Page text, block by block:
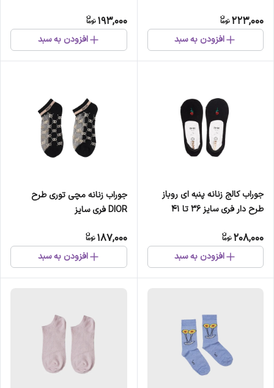
223,000
افزودن به سبد
193,000
افزودن به سبد
جوراب کالج زنانه پنبه ای روباز
طرح دار فری سایز 36 تا 41
208,000
افزودن به سبد
جوراب زنانه مچی توری طرح
DIOR فری سایز
187,000
افزودن به سبد